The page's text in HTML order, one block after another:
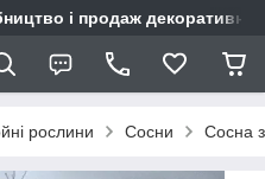
і продаж декоративних
рослини Сосни Сосна